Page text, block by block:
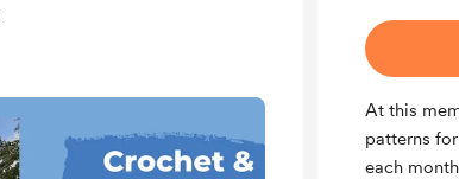
At this
patterns
each